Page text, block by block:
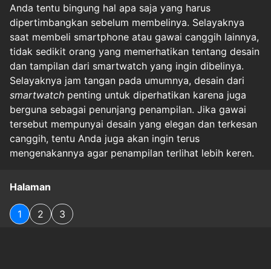
Anda tentu bingung hal apa saja yang harus
dipertimbangkan sebelum membelinya. Selayaknya
saat membeli smartphone atau gawai canggih lainnya,
tidak sedikit orang yang memerhatikan tentang desain
dan tampilan dari smartwatch yang ingin dibelinya.
Selayaknya jam tangan pada umumnya, desain dari
smartwatch penting untuk diperhatikan karena juga
berguna sebagai penunjang penampilan. Jika gawai
tersebut mempunyai desain yang elegan dan terkesan
canggih, tentu Anda juga akan ingin terus
mengenakannya agar penampilan terlihat lebih keren.
Halaman
1 2 3